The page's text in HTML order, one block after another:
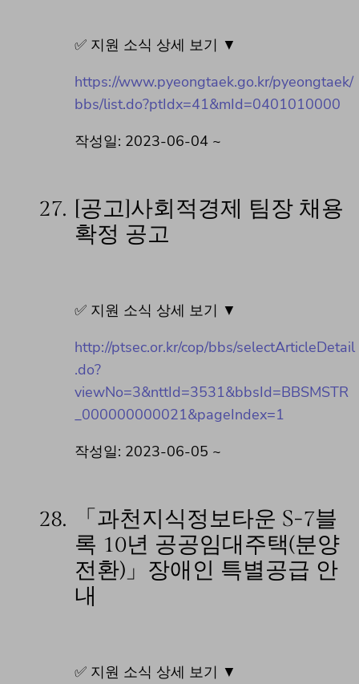
✅ 지원 소식 상세 보기 ▼
https://www.pyeongtaek.go.kr/pyeongtaek/
bbs/list.do?ptIdx=41&mId=0401010000
작성일: 2023-06-04 ~
27. [공고]사회적경제 팀장 채용
확정 공고
✅ 지원 소식 상세 보기 ▼
http://ptsec.or.kr/cop/bbs/selectArticleDetail
.do?
viewNo=3&nttId=3531&bbsId=BBSMSTR
_000000000021&pageIndex=1
작성일: 2023-06-05 ~
28.
「과천지식정보타운 S-7블
록 10년 공공임대주택(분양
전환)」장애인 특별공급 안
내
✅ 지원 소식 상세 보기 ▼